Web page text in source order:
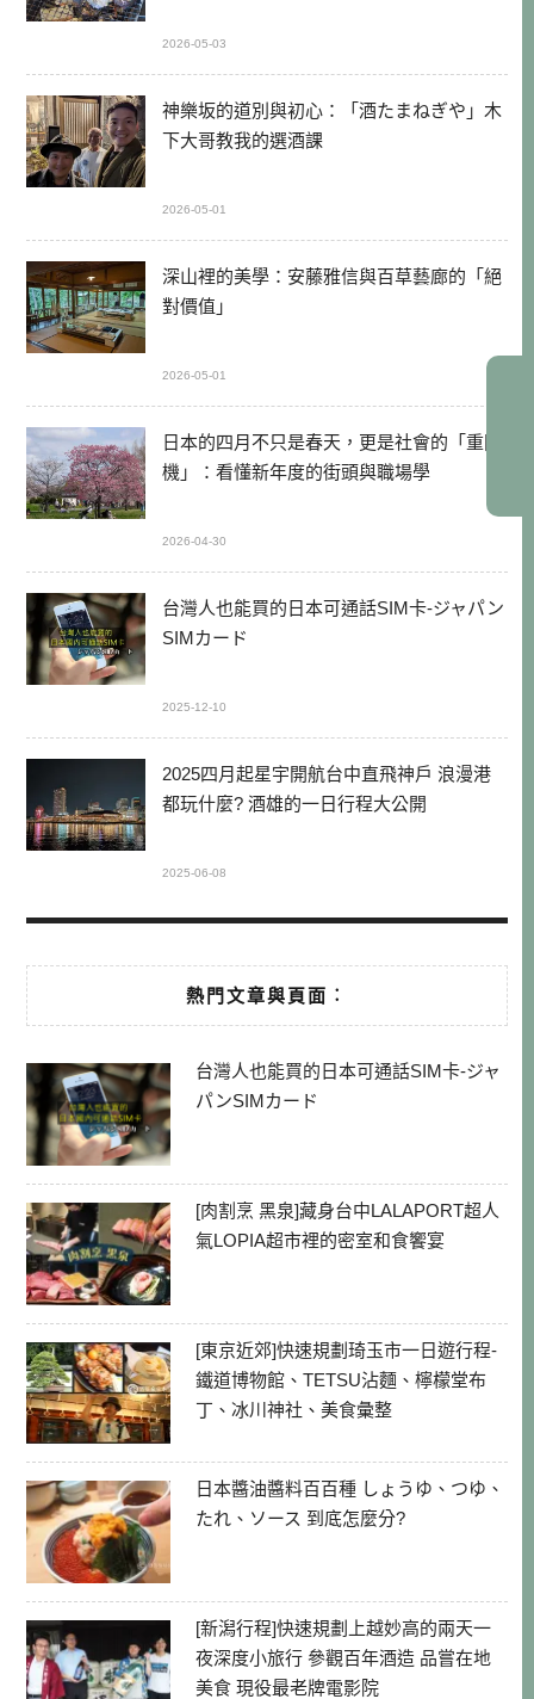
2026-05-03
神樂坂的道別與初心：「酒たまねぎや」木
下大哥教我的選酒課
2026-05-01
深山裡的美學：安藤雅信與百草藝廊的「絕
對價值」
2026-05-01
日本的四月不只是春天，更是社會的「重開
機」：看懂新年度的街頭與職場學
2026-04-30
台灣人也能買的日本可通話SIM卡-ジャパン
SIMカード
2025-12-10
2025四月起星宇開航台中直飛神戶 浪漫港
都玩什麼? 酒雄的一日行程大公開
2025-06-08
熱門文章與頁面︰
台灣人也能買的日本可通話SIM卡-ジャ
パンSIMカード
[肉割烹 黑泉]藏身台中LALAPORT超人
氣LOPIA超市裡的密室和食饗宴
[東京近郊]快速規劃琦玉市一日遊行程-
鐵道博物館、TETSU沾麵、檸檬堂布
丁、冰川神社、美食彙整
日本醬油醬料百百種 しょうゆ、つゆ、
たれ、ソース 到底怎麼分?
[新潟行程]快速規劃上越妙高的兩天一
夜深度小旅行 參觀百年酒造 品嘗在地
美食 現役最老牌電影院